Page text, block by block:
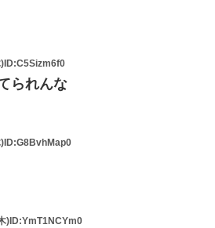
ID:C5Sizm6f0
られんな
ID:G8BvhMap0
) ID:YmT1NCYm0